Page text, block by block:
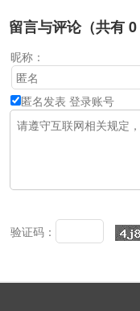
留言与评论（共有0
昵称：
匿名发表 登录账号
验证码：